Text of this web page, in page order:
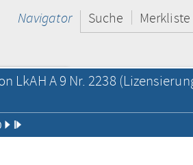
Navigator Suche Merkliste
LkAH A 9 Nr. 2238